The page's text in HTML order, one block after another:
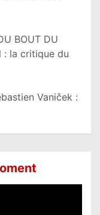
BOUT DU
: la critique du
Vaniček :